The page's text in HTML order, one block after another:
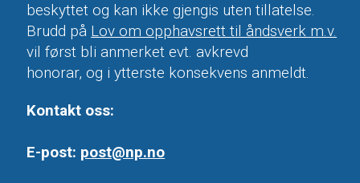
beskyttet og kan ikke gjengis uten tillatelse.
Brudd på Lov om opphavsrett til åndsverk m.v.
vil først bli anmerket evt. avkrevd
honorar, og i ytterste konsekvens anmeldt.
Kontakt oss:
E-post: post@np.no